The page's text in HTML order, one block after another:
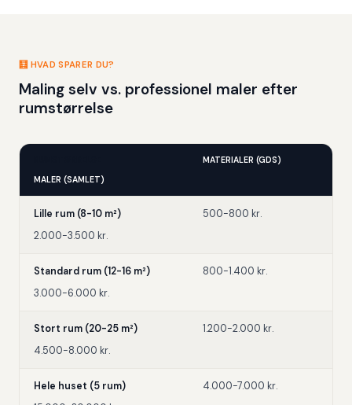
🧮 HVAD SPARER DU?
Maling selv vs. professionel maler efter
rumstørrelse
MATERIALER (GDS)
MALER (SAMLET)
Lille rum (8-10 m²)
500-800 kr.
2.000-3.500 kr.
Standard rum (12-16 m²)
800-1.400 kr.
3.000-6.000 kr.
Stort rum (20-25 m²)
1.200-2.000 kr.
4.500-8.000 kr.
Hele huset (5 rum)
4.000-7.000 kr.